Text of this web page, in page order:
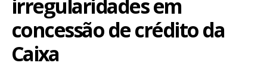
BRASIL
MUNDO
irregularidades em
concessão de crédito da
Caixa